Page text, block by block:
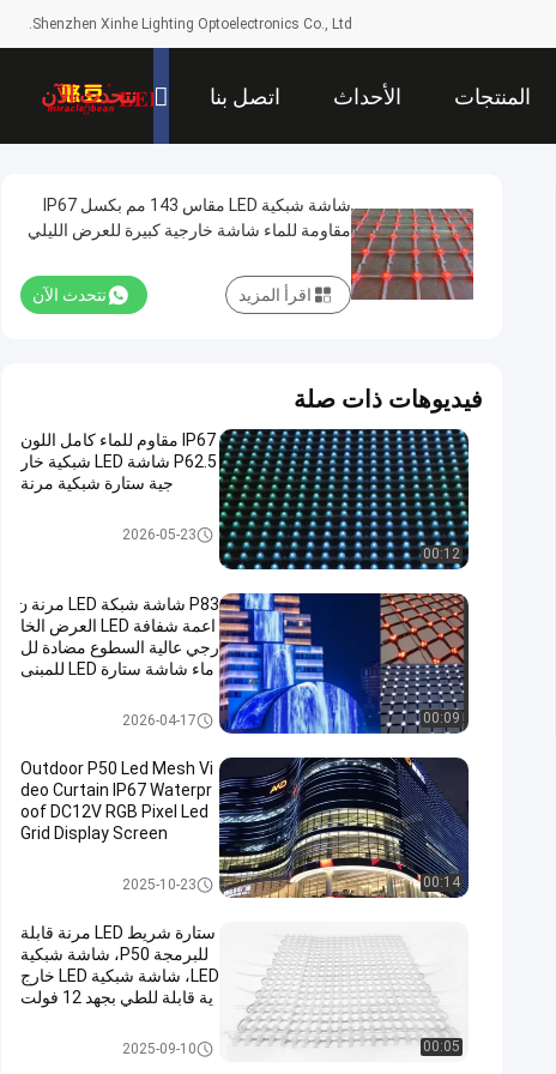
Shenzhen Xinhe Lighting Optoelectronics Co., Ltd.
المنتجات الأحداث اتصل بنا نتحدث الآن
شاشة شبكية LED مقاس 143 مم بكسل IP67
مقاومة للماء شاشة خارجية كبيرة للعرض الليلي
نتحدث الآن اقرأ المزيد
فيديوهات ذات صلة
00:12
IP67 مقاوم للماء كامل اللون
P62.5 شاشة LED شبكية خار
جية ستارة شبكية مرنة
LED شبكة الشاشة2026-05-23
00:09
P83 شاشة شبكة LED مرنة ن
اعمة شفافة LED العرض الخا
رجي عالية السطوع مضادة لل
ماء شاشة ستارة LED للمبنى
خلفية العرض الإعلاني
LED شبكة الشاشة2026-04-17
00:14
Outdoor P50 Led Mesh Vi
deo Curtain IP67 Waterpr
oof DC12V RGB Pixel Led
Grid Display Screen
LED شبكة الشاشة2025-10-23
00:05
ستارة شريط LED مرنة قابلة
للبرمجة P50، شاشة شبكية
LED، شاشة شبكية LED خارج
ية قابلة للطي بجهد 12 فولت
LED شبكة الشاشة2025-09-10